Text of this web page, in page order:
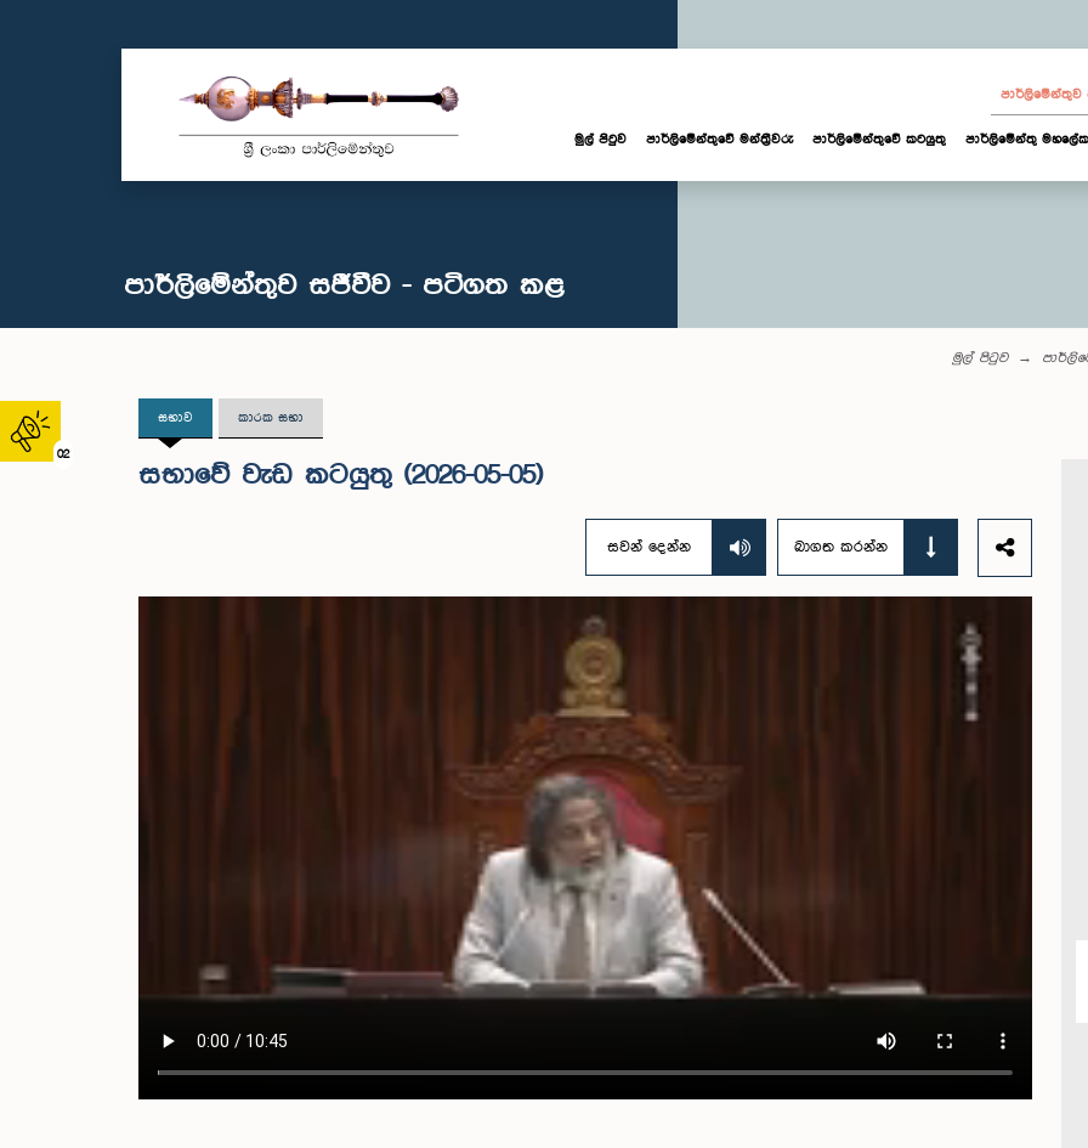
02
පාර්ලි‌මේන්තුව
මුල් පිටුව පාර්ලි‌මේන්තුවේ මන්ත්‍රීවරු පාර්ලිමේන්තුවේ කටයුතු පාර්ලිමේන්තු
පාර්ලිමේන්තුව සජීවීව - පටිගත කළ
මුල් පිටුව
සභාව කාරක සභා
සභාවේ වැඩ කටයුතු (2026-05-05)
සවන් දෙන්න බාගත කරන්න